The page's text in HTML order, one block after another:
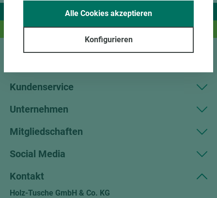
Wir liefern Ideen.
Und das passende Holz dazu.
Kundenservice
Unternehmen
Mitgliedschaften
Social Media
Kontakt
Holz-Tusche GmbH & Co. KG
Konfigurieren
Alle Cookies akzeptieren